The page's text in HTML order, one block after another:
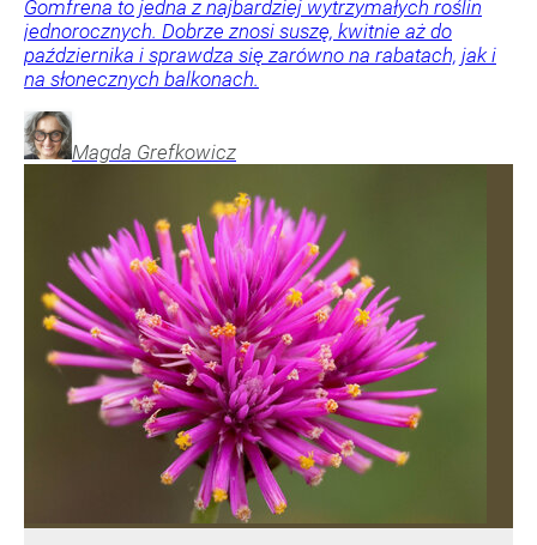
Gomfrena to jedna z najbardziej wytrzymałych roślin
jednorocznych. Dobrze znosi suszę, kwitnie aż do
października i sprawdza się zarówno na rabatach, jak i
na słonecznych balkonach.
Magda Grefkowicz